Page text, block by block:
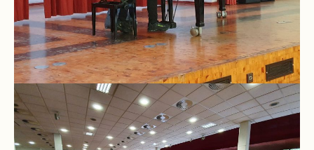
Digitalisierung
Streitschlichtung
Kompetenzteam
Seiteneinsteiger